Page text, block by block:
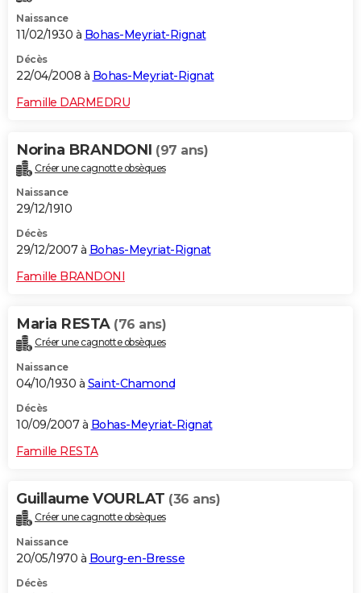
Naissance
11/02/1930 à Bohas-Meyriat-Rignat
Décès
22/04/2008 à Bohas-Meyriat-Rignat
Famille DARMEDRU
Norina BRANDONI (97 ans)
Créer une cagnotte obsèques
Naissance
29/12/1910
Décès
29/12/2007 à Bohas-Meyriat-Rignat
Famille BRANDONI
Maria RESTA (76 ans)
Créer une cagnotte obsèques
Naissance
04/10/1930 à Saint-Chamond
Décès
10/09/2007 à Bohas-Meyriat-Rignat
Famille RESTA
Guillaume VOURLAT (36 ans)
Créer une cagnotte obsèques
Naissance
20/05/1970 à Bourg-en-Bresse
Décès